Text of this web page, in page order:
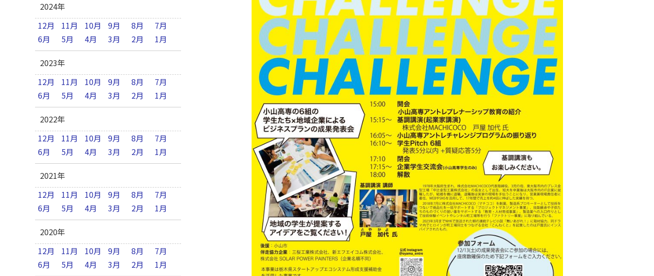
2024年
12月
11月 10月 9月 8月
7月
6月
5月 4月 3月 2月 1月
2023年
12月
11月 10月 9月 8月
7月
6月
5月 4月 3月 2月 1月
2022年
12月
11月 10月 9月 8月
7月
6月
5月 4月 3月 2月 1月
2021年
12月
11月 10月 9月 8月
7月
6月
5月 4月 3月 2月 1月
2020年
12月
11月 10月 9月 8月
7月
6月
5月 4月 3月 2月 1月